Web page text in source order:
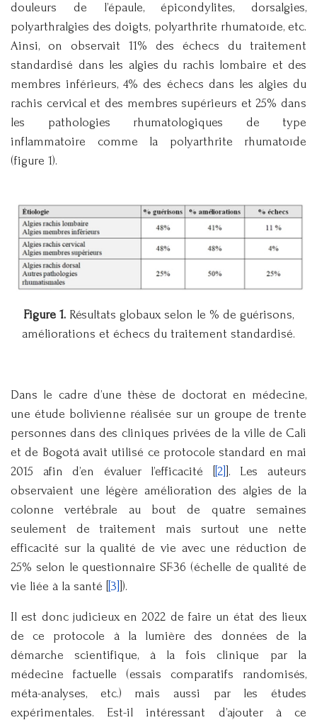
douleurs de l’épaule, épicondylites, dorsalgies,
polyarthralgies des doigts, polyarthrite rhumatoïde, etc.
Ainsi, on observait 11% des échecs du traitement
standardisé dans les algies du rachis lombaire et des
membres inférieurs, 4% des échecs dans les algies du
rachis cervical et des membres supérieurs et 25% dans
les pathologies rhumatologiques de type
inflammatoire comme la polyarthrite rhumatoïde
(figure 1).
Figure 1. Résultats globaux selon le % de guérisons,
améliorations et échecs du traitement standardisé.
Dans le cadre d’une thèse de doctorat en médecine,
une étude bolivienne réalisée sur un groupe de trente
personnes dans des cliniques privées de la ville de Cali
et de Bogotá avait utilisé ce protocole standard en mai
2015 afin d’en évaluer l’efficacité [
[2] ]. Les auteurs
observaient une légère amélioration des algies de la
colonne vertébrale au bout de quatre semaines
seulement de traitement mais surtout une nette
efficacité sur la qualité de vie avec une réduction de
25% selon le questionnaire SF-36 (échelle de qualité de
vie liée à la santé [
[3] ]).
Il est donc judicieux en 2022 de faire un état des lieux
de ce protocole à la lumière des données de la
démarche scientifique, à la fois clinique par la
médecine factuelle (essais comparatifs randomisés,
méta-analyses, etc.) mais aussi par les études
expérimentales. Est-il intéressant d’ajouter à ce